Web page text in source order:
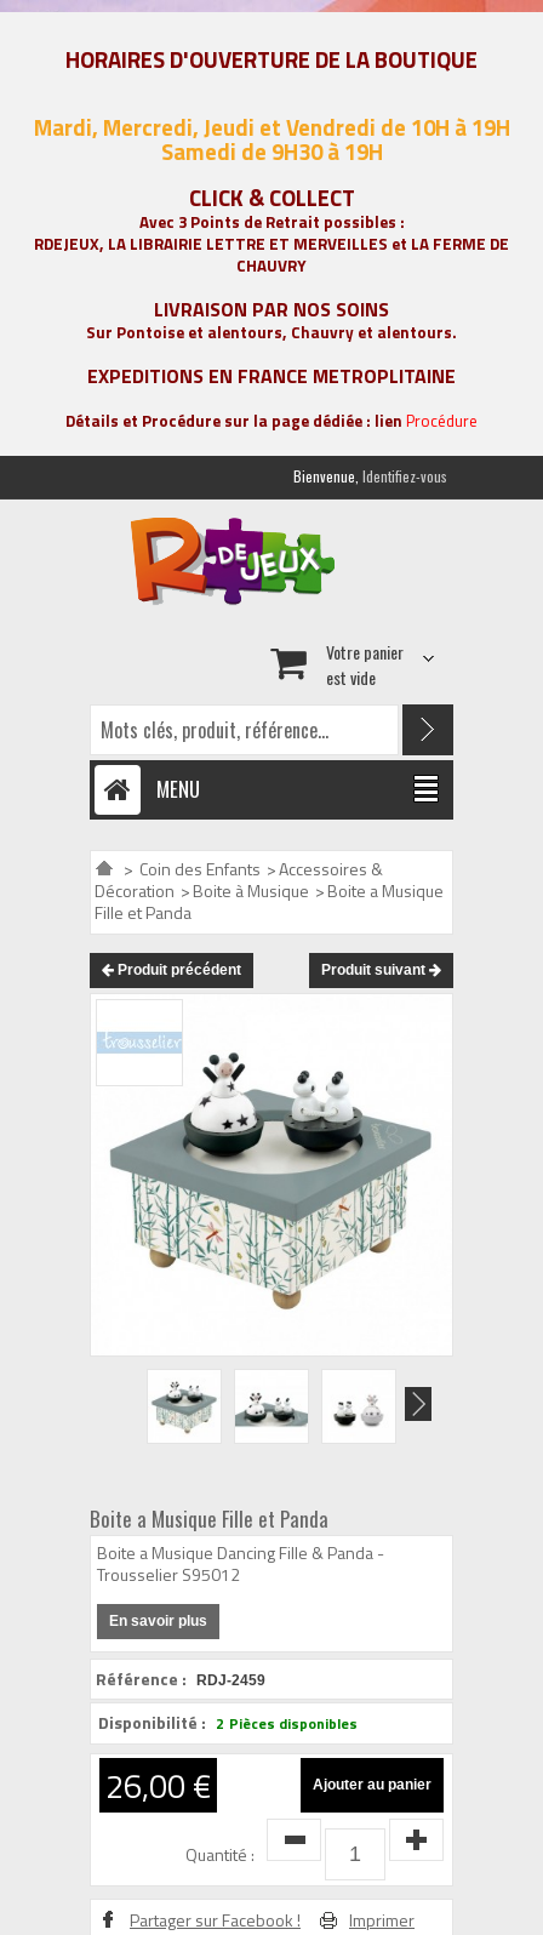
HORAIRES D'OUVERTURE DE LA BOUTIQUE
Mardi, Mercredi, Jeudi et Vendredi de 10H à 19H
Samedi de 9H30 à 19H
CLICK & COLLECT
Avec 3 Points de Retrait possibles :
RDEJEUX, LA LIBRAIRIE LETTRE ET MERVEILLES et LA FERME DE
CHAUVRY
LIVRAISON PAR NOS SOINS
Sur Pontoise et alentours, Chauvry et alentours.
EXPEDITIONS EN FRANCE METROPLITAINE
Détails et Procédure sur la page dédiée : lien Procédure
Bienvenue, Identifiez-vous
Votre panier
est vide
MENU
> Coin des Enfants >Accessoires &
Décoration >Boite à Musique >Boite a Musique
Fille et Panda
Produit précédent Produit suivant
Boite a Musique Fille et Panda
Boite a Musique Dancing Fille & Panda -
Trousselier S95012
En savoir plus
Référence : RDJ-2459
Disponibilité : 2 Pièces disponibles
26,00 €
Quantité :
Partager sur Facebook ! Imprimer